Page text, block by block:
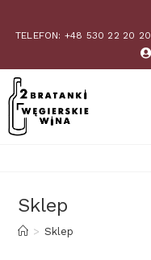
TELEFON: +48 530 22 20 20
Sklep
> Sklep